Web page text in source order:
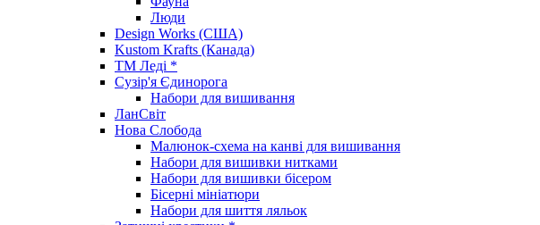
Люди
Design Works (США)
Kustom Krafts (Канада)
ТМ Леді *
Сузір'я Єдинорога
Набори для вишивання
ЛанСвіт
Нова Слобода
Малюнок-схема на канві для вишивання
Набори для вишивки нитками
Набори для вишивки бісером
Бісерні мініатюри
Набори для шиття ляльок